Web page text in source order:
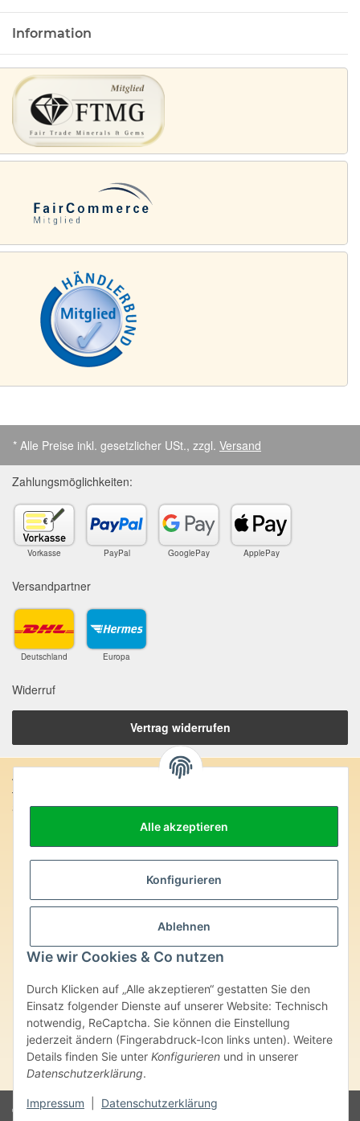
Alle akzeptieren
Konfigurieren
Ablehnen
Wie wir Cookies & Co nutzen
Durch Klicken auf „Alle akzeptieren“ gestatten Sie den
Einsatz folgender Dienste auf unserer Website: Technisch
notwendig, ReCaptcha. Sie können die Einstellung
jederzeit ändern (Fingerabdruck-Icon links unten). Weitere
Details finden Sie unter Konfigurieren und in unserer
Datenschutzerklärung.
Impressum Datenschutzerklärung
Information
* Alle Preise inkl. gesetzlicher USt., zzgl. Versand
Zahlungsmöglichkeiten:
Vorkasse PayPal GooglePay ApplePay
Versandpartner
Deutschland Europa
Widerruf
Vertrag widerrufen
Anschrift:
SteinZeitOase
D-75391 Gechingen
Edelsteine und Mineralien werden im esoterischen Bereich
besondere Kräfte und Eigenschaften zugeordnet. Wir weisen
heilender Wirkungen (körperlich-seelisch-mental-geistig) einzelner
überlassenen Unterlagen bisher weder medizinisch anerkannt oder
wissenschaftlich nachweisbar sind. Die gemachten Angaben
beruhen ausschließlich auf Überlieferungen und langjähriger
Erfahrung. Unsere Produkte ersetzen nie den Besuch beim Arzt
oder Heilpraktiker und sind auch kein Medikamentenersatz. Auch
stellen unsere Angaben im ärztlichen Sinne keine Diagnose- oder
Therapieform dar.
© Karin Philippin - SteinZeitOase